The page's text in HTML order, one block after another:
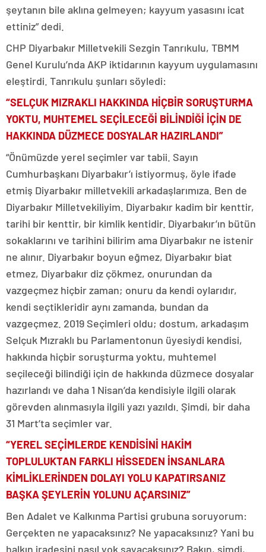
şeytanın bile aklına gelmeyen; kayyum yasasını icat
ettiniz” dedi.
CHP Diyarbakır Milletvekili Sezgin Tanrıkulu, TBMM
Genel Kurulu’nda AKP iktidarının kayyum uygulamasını
eleştirdi. Tanrıkulu şunları söyledi:
“SELÇUK MIZRAKLI HAKKINDA HİÇBİR SORUŞTURMA
YOKTU, MUHTEMEL SEÇİLECEĞİ BİLİNDİĞİ İÇİN DE
HAKKINDA DÜZMECE DOSYALAR HAZIRLANDI”
“Önümüzde yerel seçimler var tabii. Sayın
Cumhurbaşkanı Diyarbakır’ı istiyormuş, öyle ifade
etmiş Diyarbakır milletvekili arkadaşlarımıza. Ben de
Diyarbakır Milletvekiliyim. Diyarbakır kadim bir kenttir,
tarihi bir kenttir, bir kimlik kentidir. Diyarbakır’ın bütün
sokaklarını ve tarihini bilirim ama Diyarbakır ne istenir
ne alınır. Diyarbakır boyun eğmez, Diyarbakır biat
etmez, Diyarbakır diz çökmez, onurundan da
vazgeçmez hiçbir zaman; onuru da kendi oylarıdır,
kendi seçtikleridir aynı zamanda, bundan da
vazgeçmez. 2019 Seçimleri oldu; dostum, arkadaşım
Selçuk Mızraklı bu Parlamentonun üyesiydi kendisi,
hakkında hiçbir soruşturma yoktu, muhtemel
seçileceği bilindiği için de hakkında düzmece dosyalar
hazırlandı ve daha 1 Nisan’da kendisiyle ilgili olarak
görevden alınmasıyla ilgili yazı yazıldı. Şimdi, bir daha
31 Mart’ta seçimler var.
“YEREL SEÇİMLERDE KENDİSİNİ HAKİM
TOPLULUKTAN FARKLI HİSSEDEN İNSANLARA
KİMLİKLERİNDEN DOLAYI YOLU KAPATIRSANIZ
BAŞKA ŞEYLERİN YOLUNU AÇARSINIZ”
Ben Adalet ve Kalkınma Partisi grubuna soruyorum:
Gerçekten ne yapacaksınız? Ne yapacaksınız? Yani bu
halkın iradesini nasıl yok sayacaksınız? Bakın, şimdi,